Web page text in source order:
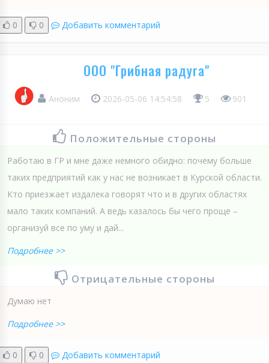
0 0 Добавить комментарий
ООО "Грибная радуга"
Аноним 2026-05-06 14:54:58 5 901
Положительные стороны
Работаю в ГР и мне даже немного обидно: почему больше
таких предприятий как у нас не возникает в Курской области.
Кто приезжает издалека говорят что и в других областях
мало таких компаний. А ведь казалось бы чего проще –
организуй все по уму и дай...
Подробнее >>
Отрицательные стороны
Думаю нет
Подробнее >>
0 0 Добавить комментарий